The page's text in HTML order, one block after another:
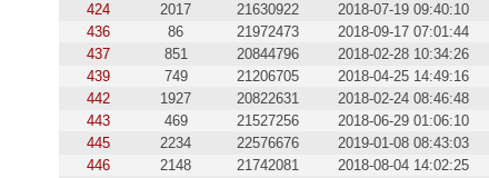
424
2017 21630922 2018-07-19 09:40:10
436
86 21972473 2018-09-17 07:01:44
437
851 20844796 2018-02-28 10:34:26
439
749 21206705 2018-04-25 14:49:16
442
1927 20822631 2018-02-24 08:46:48
443
469 21527256 2018-06-29 01:06:10
445
2234 22576676 2019-01-08 08:43:03
446
2148 21742081 2018-08-04 14:02:25